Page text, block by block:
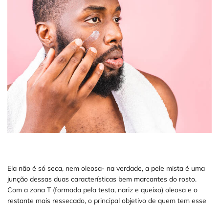
Ela não é só seca, nem oleosa- na verdade, a pele mista é uma
junção dessas duas características bem marcantes do rosto.
Com a zona T (formada pela testa, nariz e queixo) oleosa e o
restante mais ressecado, o principal objetivo de quem tem esse